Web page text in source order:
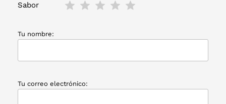
Sabor
Tu nombre:
Tu correo electrónico: